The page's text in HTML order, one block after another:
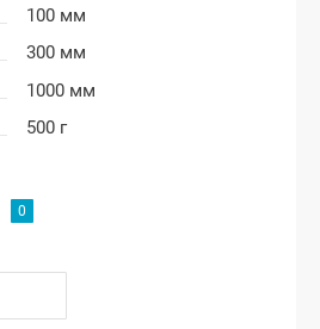
100 мм
300 мм
1000 мм
500 г